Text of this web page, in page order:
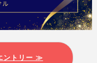
ントリー ≫